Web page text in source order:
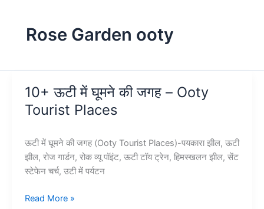
Rose Garden ooty
10+ ऊटी में घूमने की जगह – Ooty
Tourist Places
ऊटी में घूमने की जगह (Ooty Tourist Places)-पयकारा झील, ऊटी
झील, रोज गार्डन, रोक व्यू पॉइंट, ऊटी टॉय ट्रेन, हिमस्खलन झील, सेंट
स्टेफेन चर्च, उटी में पर्यटन
10+
Read More »